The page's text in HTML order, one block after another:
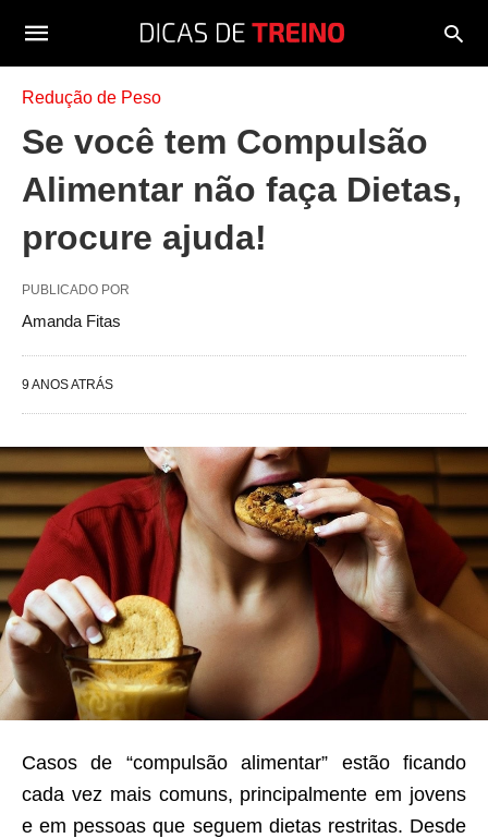
Redução de Peso
Se você tem Compulsão
Alimentar não faça Dietas,
procure ajuda!
PUBLICADO POR
Amanda Fitas
9 ANOS ATRÁS
Casos de “compulsão alimentar” estão ficando
cada vez mais comuns, principalmente em jovens
e em pessoas que seguem dietas restritas. Desde